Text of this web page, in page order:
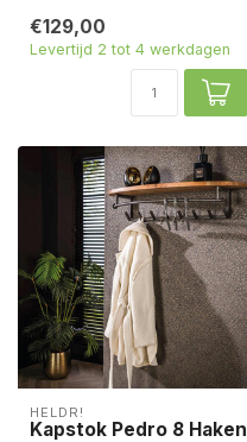
€129,00
Levertijd 2 tot 4 werkdagen
HELDR!
Kapstok Pedro 8 Haken